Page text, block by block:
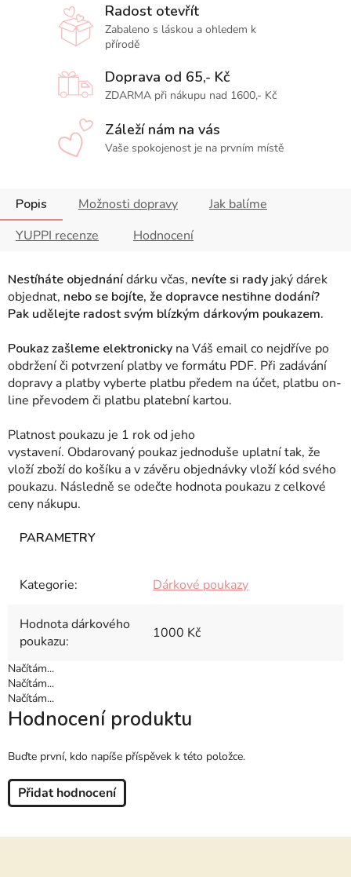
Radost otevřít
Zabaleno s láskou a ohledem k
přírodě
Doprava od 65,- Kč
ZDARMA při nákupu nad 1600,- Kč
Záleží nám na vás
Vaše spokojenost je na prvním místě
Popis Možnosti dopravy
Jak balíme
YUPPI recenze
Hodnocení
Nestíháte objednánídárku včas, nevíte si rady jaký dárek
objednat, nebo se bojíte, že dopravce nestihne dodání?
Pak udělejte radost svým blízkým dárkovým poukazem.
Poukaz zašleme elektronicky na Váš email co nejdříve po
obdržení či potvrzení platby ve formátu PDF. Při zadávání
dopravy a platby vyberte platbu předem na účet, platbu on-
line převodem či platbu platební kartou.
Platnost poukazu je 1 rok od jeho
vystavení. Obdarovaný poukaz jednoduše uplatní tak, že
vloží zboží do košíku a v závěru objednávky vloží kód svého
poukazu. Následně se odečte hodnota poukazu z celkové
ceny nákupu.
Kategorie: Dárkové poukazy
Hodnota dárkového
poukazu: 1000 Kč
Načítám...
Načítám...
Načítám...
Hodnocení produktu
Buďte první, kdo napíše příspěvek k této položce.
Přidat hodnocení